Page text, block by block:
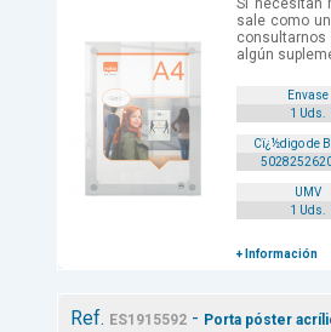
Si necesitan
sale como
consultarnos
algún
Envase
1 Uds.
Cï¿½digo de
UMV
1 Uds.
+ Información
Ref. ES1915592 - Porta póster